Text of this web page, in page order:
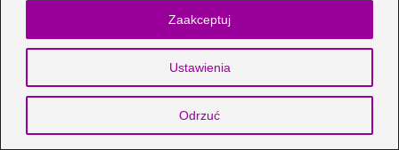
Ustawienia
Odrzuć
Zaakceptuj
Agnieszka Graczyk